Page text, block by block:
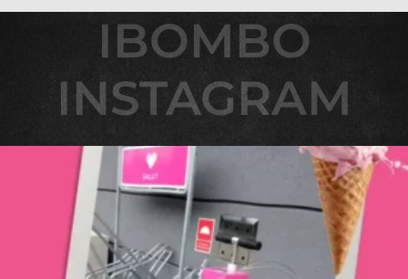
IBOMBO
INSTAGRAM
IBOMBO
INSTAGRAM